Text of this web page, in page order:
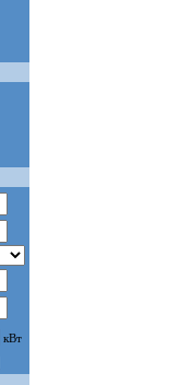
кВт